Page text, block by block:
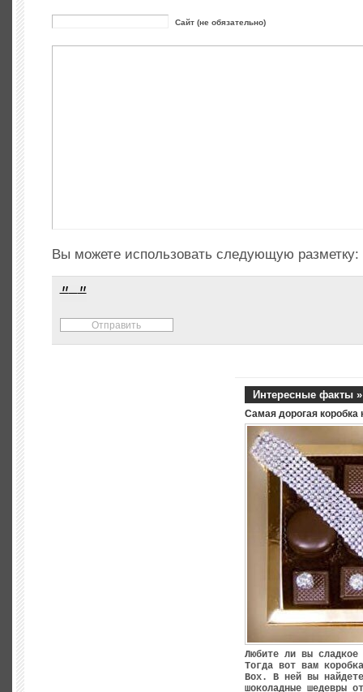
Сайт (не обязательно)
Вы можете использовать следующую разметку:
Интересные факты »
Самая дорогая коробка
Любите ли вы
Тогда вот вам
Box. В ней вы
шоколадные шедевры